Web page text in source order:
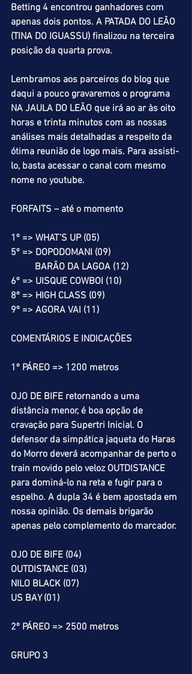
Betting 4 encontrou ganhadores com
apenas dois pontos. A PATADA DO LEÃO
(TINA DO IGUASSU) finalizou na terceira
posição da quarta prova.
Lembramos aos parceiros do blog que
daqui a pouco gravaremos o programa
NA JAULA DO LEÃO que irá ao ar às oito
horas e trinta minutos com as nossas
análises mais detalhadas a respeito da
ótima reunião de logo mais. Para assisti-
lo, basta acessar o canal com mesmo
nome no youtube.
FORFAITS – até o momento
1º => WHAT’S UP (05)
5º => DOPODOMANI (09)
          BARÃO DA LAGOA (12)
6º => UISQUE COWBOI (10)
8º => HIGH CLASS (09)
9º => AGORA VAI (11)
COMENTÁRIOS E INDICAÇÕES
1º PÁREO => 1200 metros
OJO DE BIFE retornando a uma
distância menor, é boa opção de
cravação para Supertri Inicial. O
defensor da simpática jaqueta do Haras
do Morro deverá acompanhar de perto o
train movido pelo veloz OUTDISTANCE
para dominá-lo na reta e fugir para o
espelho. A dupla 34 é bem apostada em
nossa opinião. Os demais brigarão
apenas pelo complemento do marcador.
OJO DE BIFE (04)
OUTDISTANCE (03)
NILO BLACK (07)
US BAY (01)
2º PÁREO => 2500 metros
GRUPO 3